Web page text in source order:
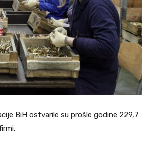
BiH ostvarile su prošle godine 229,7